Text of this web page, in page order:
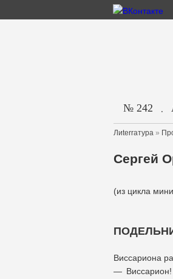
№ 242 .
Лиterraтура »
Сергей
(из цикла
Виссариона
—